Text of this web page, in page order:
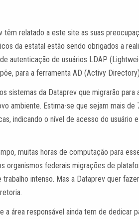
têm relatado a este site as suas
da estatal estão sendo obrigados a
autenticação de usuários LDAP
para a ferramenta AD (Activy
sistemas da Dataprev que migrarão para
ambiente. Estima-se que sejam mais
indicando o nível de acesso do usuário
muitas horas de computação para
organismos federais migrações de
trabalho intenso. Mas a Dataprev quer
a área responsável ainda tem de dedicar